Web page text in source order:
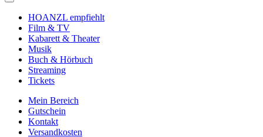
HOANZL empfiehlt
Film & TV
Kabarett & Theater
Musik
Buch & Hörbuch
Streaming
Tickets
Mein Bereich
Gutschein
Kontakt
Versandkosten